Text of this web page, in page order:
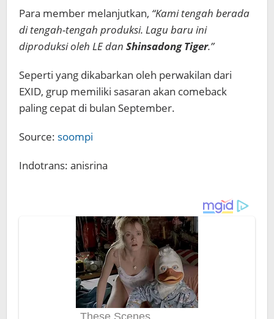
Para member melanjutkan, “Kami tengah berada
di tengah-tengah produksi. Lagu baru ini
diproduksi oleh LE dan Shinsadong Tiger.”
Seperti yang dikabarkan oleh perwakilan dari
EXID, grup memiliki sasaran akan comeback
paling cepat di bulan September.
Source: soompi
Indotrans: anisrina